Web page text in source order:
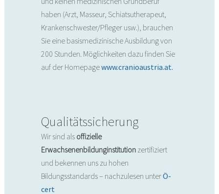
haben (Arzt, Masseur, Schiatsutherapeut,
Krankenschwester/Pfleger usw.), brauchen
Sie eine basismedizinische Ausbildung von
200 Stunden. Möglichkeiten dazu finden Sie
auf der Homepagewww.cranioaustria.at.
Qualitätssicherung
Wir sind als offizielle
Erwachsenenbildunginstitution zertifiziert
und bekennen uns zu hohen
Bildungsstandards – nachzulesen unterÖ-
cert